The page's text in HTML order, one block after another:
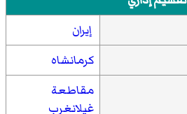
إيران
كرمانشاه
مقاطعة
غيلانغرب